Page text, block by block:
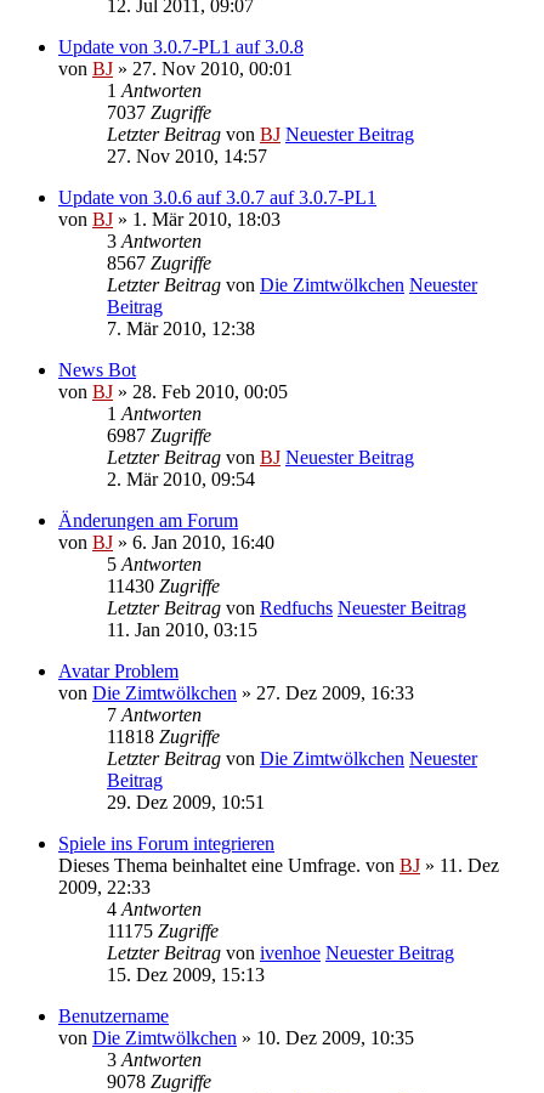
12. Jul 2011, 09:07
Update von 3.0.7-PL1 auf 3.0.8
von BJ » 27. Nov 2010, 00:01
1 Antworten
7037 Zugriffe
Letzter Beitrag von BJ Neuester Beitrag
27. Nov 2010, 14:57
Update von 3.0.6 auf 3.0.7 auf 3.0.7-PL1
von BJ » 1. Mär 2010, 18:03
3 Antworten
8567 Zugriffe
Letzter Beitrag von Die Zimtwölkchen Neuester
Beitrag
7. Mär 2010, 12:38
News Bot
von BJ » 28. Feb 2010, 00:05
1 Antworten
6987 Zugriffe
Letzter Beitrag von BJ Neuester Beitrag
2. Mär 2010, 09:54
Änderungen am Forum
von BJ » 6. Jan 2010, 16:40
5 Antworten
11430 Zugriffe
Letzter Beitrag von Redfuchs Neuester Beitrag
11. Jan 2010, 03:15
Avatar Problem
von Die Zimtwölkchen » 27. Dez 2009, 16:33
7 Antworten
11818 Zugriffe
Letzter Beitrag von Die Zimtwölkchen Neuester
Beitrag
29. Dez 2009, 10:51
Spiele ins Forum integrieren
Dieses Thema beinhaltet eine Umfrage. von BJ » 11. Dez
2009, 22:33
4 Antworten
11175 Zugriffe
Letzter Beitrag von ivenhoe Neuester Beitrag
15. Dez 2009, 15:13
Benutzername
von Die Zimtwölkchen » 10. Dez 2009, 10:35
3 Antworten
9078 Zugriffe